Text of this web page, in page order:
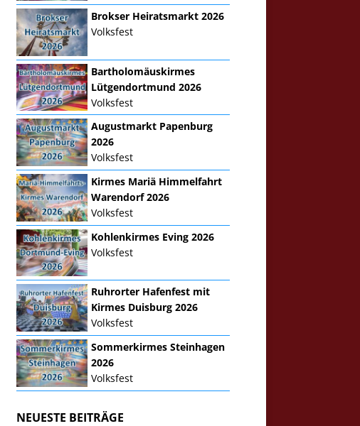
Brokser Heiratsmarkt 2026
Volksfest
Bartholomäuskirmes
Lütgendortmund 2026
Volksfest
Augustmarkt Papenburg
2026
Volksfest
Kirmes Mariä Himmelfahrt
Warendorf 2026
Volksfest
Kohlenkirmes Eving 2026
Volksfest
Ruhrorter Hafenfest mit
Kirmes Duisburg 2026
Volksfest
Sommerkirmes Steinhagen
2026
Volksfest
NEUESTE BEITRÄGE